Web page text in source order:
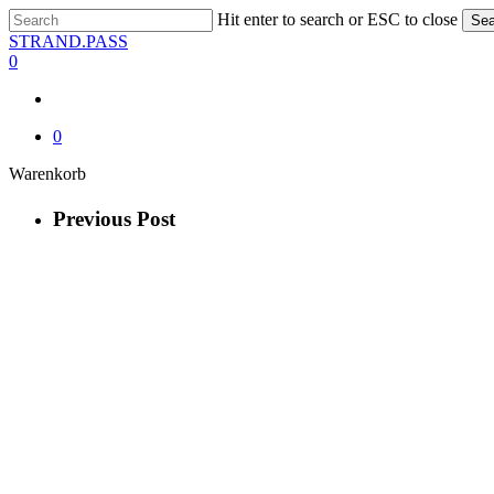
Skip
to
main
Hit enter to search or ESC to close
Close
Search
STRAND.PASS
0
0
WarenkorbClose
Previous Post